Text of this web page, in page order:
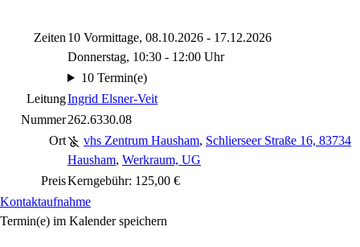
Zeiten 10 Vormittage, 08.10.2026 - 17.12.2026
Donnerstag, 10:30 - 12:00 Uhr
10 Termin(e)
LeitungIngrid Elsner-Veit
Nummer262.6330.08
Ort
vhs Zentrum Hausham, Schlierseer Straße 16, 83734
Hausham, Werkraum, UG
PreisKerngebühr: 125,00 €
Kontaktaufnahme
Termin(e) im Kalender speichern